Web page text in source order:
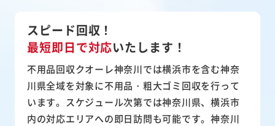
スピード回収！
最短即日で対応いたします！
不用品回収クオーレ神奈川では横浜市を含む神奈
川県全域を対象に不用品・粗大ゴミ回収を行って
います。スケジュール次第では神奈川県、横浜市
内の対応エリアへの即日訪問も可能です。神奈川